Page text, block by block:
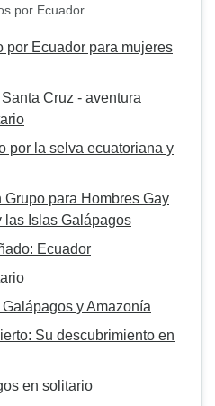
por Ecuador
por Ecuador para mujeres
Cruz - aventura
por la selva ecuatoriana y
Grupo para Hombres Gay
las Islas Galápagos
Ecuador
y Amazonía
Su descubrimiento en
en solitario